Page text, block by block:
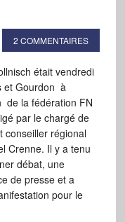
2 COMMENTAIRES
était vendredi
et Gourdon à
de la fédération FN
par le chargé de
conseiller régional
Crenne. Il y a tenu
débat, une
de presse et a
pour le